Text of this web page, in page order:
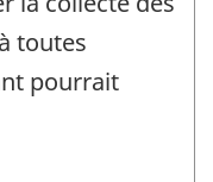
toutes
pourrait